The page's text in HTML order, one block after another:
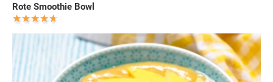
Rote Smoothie Bowl